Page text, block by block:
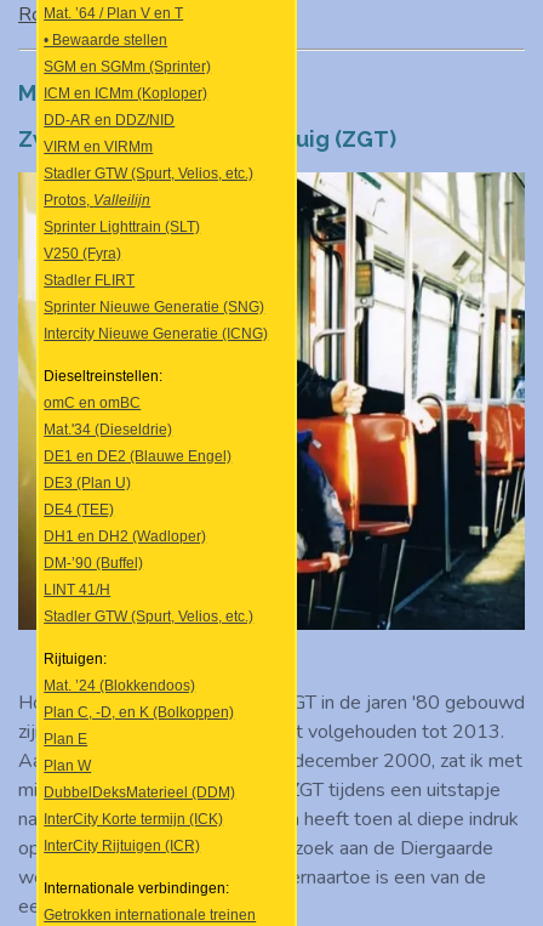
Rotterdamse museumtrams
Materieel (21e eeuw)
Zwevend Geleed Tramrijtuig (ZGT)
Hoewel de trams van het type ZGT in de jaren '80 gebouwd
zijn, hebben de laatste stellen het volgehouden tot 2013.
Aan het begin van deze eeuw, in december 2000, zat ik met
mijn vader voor het eerst in een ZGT tijdens een uitstapje
naar Diergaarde Blijdorp. De tram heeft toen al diepe indruk
op me gemaakt, want van het bezoek aan de Diergaarde
weet ik niks meer, maar deze rit ernaartoe is een van de
eerste herinneringen die ik heb.
Mat. ’64 / Plan V en T
• Bewaarde stellen
SGM en SGMm (Sprinter)
ICM en ICMm (Koploper)
DD-AR en DDZ/NID
VIRM en VIRMm
Stadler GTW (Spurt, Velios, etc.)
Protos, Valleilijn
Sprinter Lighttrain (SLT)
V250 (Fyra)
Stadler FLIRT
Sprinter Nieuwe Generatie (SNG)
Intercity Nieuwe Generatie (ICNG)
Dieseltreinstellen:
omC en omBC
Mat.'34 (Dieseldrie)
DE1 en DE2 (Blauwe Engel)
DE3 (Plan U)
DE4 (TEE)
DH1 en DH2 (Wadloper)
DM-’90 (Buffel)
LINT 41/H
Stadler GTW (Spurt, Velios, etc.)
Rijtuigen:
Mat. ’24 (Blokkendoos)
Plan C, -D, en K (Bolkoppen)
Plan E
Plan W
DubbelDeksMaterieel (DDM)
InterCity Korte termijn (ICK)
InterCity Rijtuigen (ICR)
Internationale verbindingen:
Getrokken internationale treinen